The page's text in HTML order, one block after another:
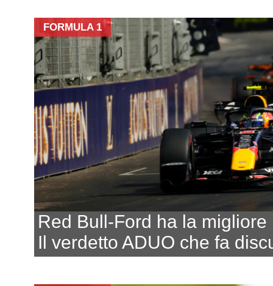
FORMULA 1
Red Bull-Ford ha la migliore
Il verdetto ADUO che fa